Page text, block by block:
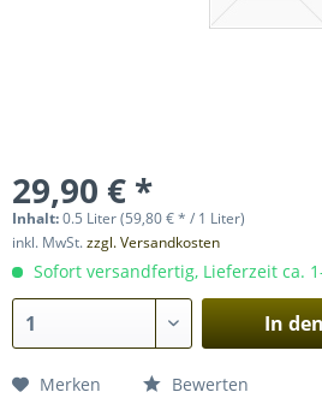
29,90 € *
Inhalt:0.5 Liter (59,80 € * / 1 Liter)
inkl. MwSt.zzgl. Versandkosten
Sofort versandfertig, Lieferzeit ca.
In den
Merken Bewerten